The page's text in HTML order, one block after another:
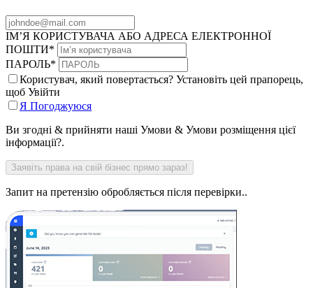
ІМ’Я КОРИСТУВАЧА АБО АДРЕСА ЕЛЕКТРОННОЇ
ПОШТИ*
ПАРОЛЬ*
Користувач, який повертається? Установіть цей прапорець,
щоб Увійти
Я Погоджуюся
Ви згодні & прийняти наші Умови & Умови розміщення цієї
інформації?.
Запит на претензію обробляється після перевірки..